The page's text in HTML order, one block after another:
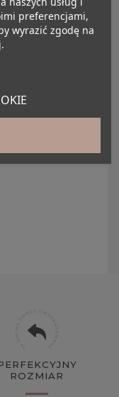
ROZMIAR
preferencjami,
wyrazić zgodę na